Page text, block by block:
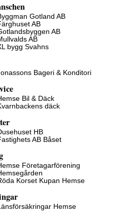
Gotland AB
AB
AB
AB
bygg Svahns
Bageri & Konditori
Bil & Däck
däck
HB
AB Båset
Företagarförening
Korset Kupan Hemse
Hemse